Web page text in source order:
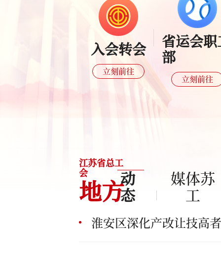
入会转会
立刻前往
省运会职
部
立刻前往
江苏省总工
会
地方动
态
媒体苏
工